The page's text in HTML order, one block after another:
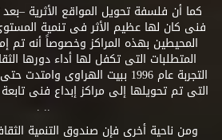
كما أن فلسفة تحويل المواقع الأثرية –بعد
فنى كان لها عظيم الأثر فى تنمية
المحيطين بهذه المراكز وخصوصاً أنه تم
المتطلبات التى تكفل لها أداء دورها
التجربة عام 1996 ببيت الهراوى
.. .
ومن ناحية أخرى فإن صندوق التنمية